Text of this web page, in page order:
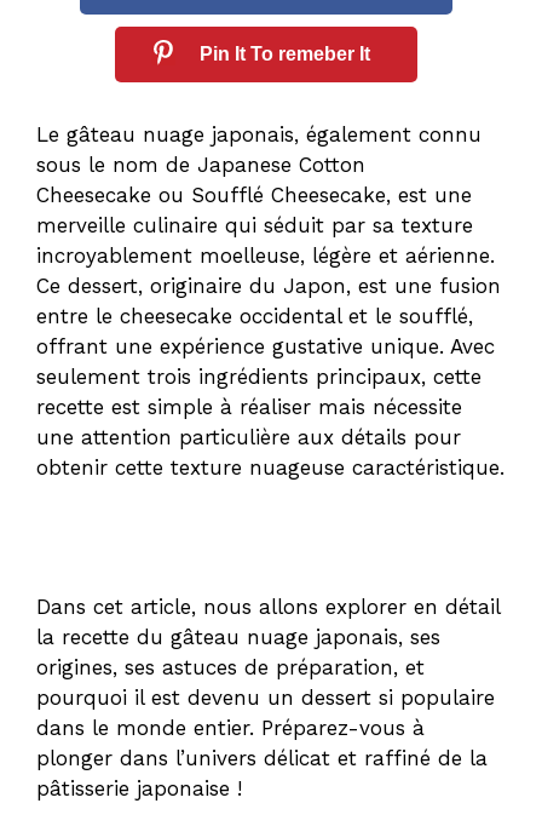
Pin It To remeber It
Le gâteau nuage japonais, également connu
sous le nom de Japanese Cotton
Cheesecake ou Soufflé Cheesecake, est une
merveille culinaire qui séduit par sa texture
incroyablement moelleuse, légère et aérienne.
Ce dessert, originaire du Japon, est une fusion
entre le cheesecake occidental et le soufflé,
offrant une expérience gustative unique. Avec
seulement trois ingrédients principaux, cette
recette est simple à réaliser mais nécessite
une attention particulière aux détails pour
obtenir cette texture nuageuse caractéristique.
Dans cet article, nous allons explorer en détail
la recette du gâteau nuage japonais, ses
origines, ses astuces de préparation, et
pourquoi il est devenu un dessert si populaire
dans le monde entier. Préparez-vous à
plonger dans l’univers délicat et raffiné de la
pâtisserie japonaise !